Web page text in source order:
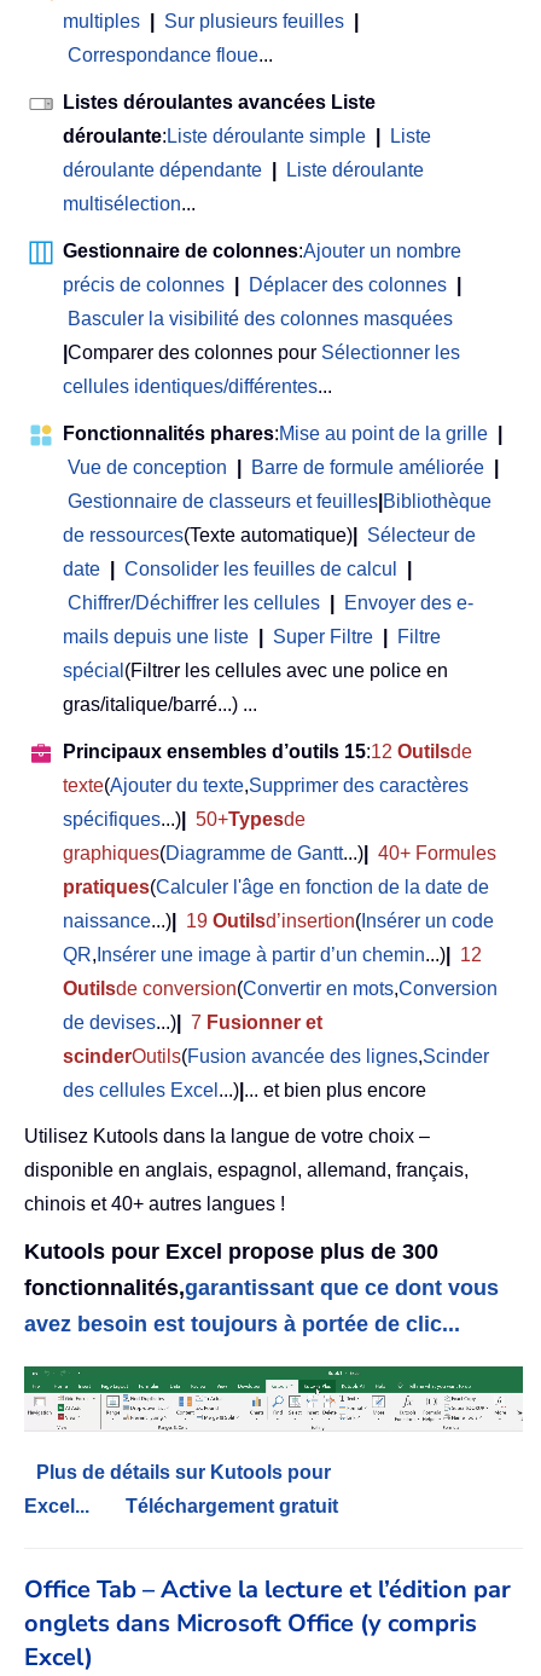
multiples
Sur plusieurs feuilles
Correspondance floue...
Listes déroulantes avancées Liste
déroulante: Liste déroulante simple
Liste
déroulante dépendante
Liste déroulante
multisélection...
Gestionnaire de colonnes:Ajouter un nombre
précis de colonnes
Déplacer des colonnes
Basculer la visibilité des colonnes masquées
Comparer des colonnes pour Sélectionner les
cellules identiques/différentes...
Fonctionnalités phares:Mise au point de la grille
Vue de conception
Barre de formule améliorée
Gestionnaire de classeurs et feuilles Bibliothèque
de ressources(Texte automatique)
Sélecteur de
date
Consolider les feuilles de calcul
Chiffrer/Déchiffrer les cellules
Envoyer des e-
mails depuis une liste
Super Filtre
Filtre
spécial (Filtrer les cellules avec une police en
gras/italique/barré...) ...
Principaux ensembles d’outils 15:12 Outilsde
texte(Ajouter du texte,Supprimer des caractères
spécifiques...) 50+Typesde
graphiques(Diagramme de Gantt...)
40+ Formules
pratiques(Calculer l'âge en fonction de la date de
naissance...) 19 Outilsd’insertion( Insérer un code
QR, Insérer une image à partir d’un chemin...)
12
Outilsde conversion(Convertir en mots,Conversion
de devises...) 7 Fusionner et
scinderOutils(Fusion avancée des lignes,Scinder
des cellules Excel ...) ... et bien plus encore
Utilisez Kutools dans la langue de votre choix –
disponible en anglais, espagnol, allemand, français,
chinois et 40+ autres langues !
Kutools pour Excel propose plus de 300
fonctionnalités,garantissant que ce dont vous
avez besoin est toujours à portée de clic...
Plus de détails sur Kutools pour
Excel...
Téléchargement gratuit
Office Tab – Active la lecture et l’édition par
onglets dans Microsoft Office (y compris
Excel)